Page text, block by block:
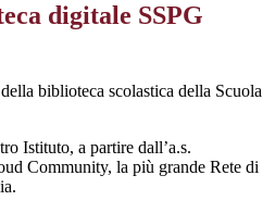
digitale SSPG
biblioteca scolastica della Scuola
Istituto, a partire dall’a.s.
Community, la più grande Rete di